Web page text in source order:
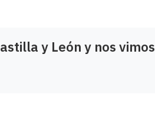
y León y nos vimos